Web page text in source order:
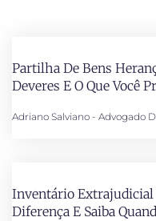
Partilha De Bens
Deveres E O Que Você
Adriano Salviano - Advogado
Inventário Extrajudicial
Diferença E Saiba